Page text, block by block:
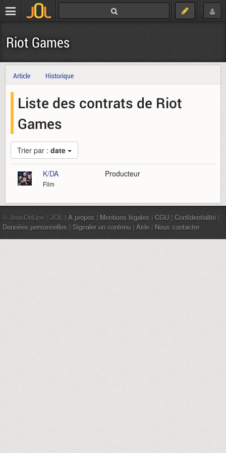
Riot Games
Article Historique
Liste des contrats de Riot
Games
Trier par : date
K/DA
Film
Producteur
© JeuxOnLine / JOL | À propos | Mentions légales | CGU | Confidentialité |
Données personnelles | Signaler un contenu | Aide | Nous contacter